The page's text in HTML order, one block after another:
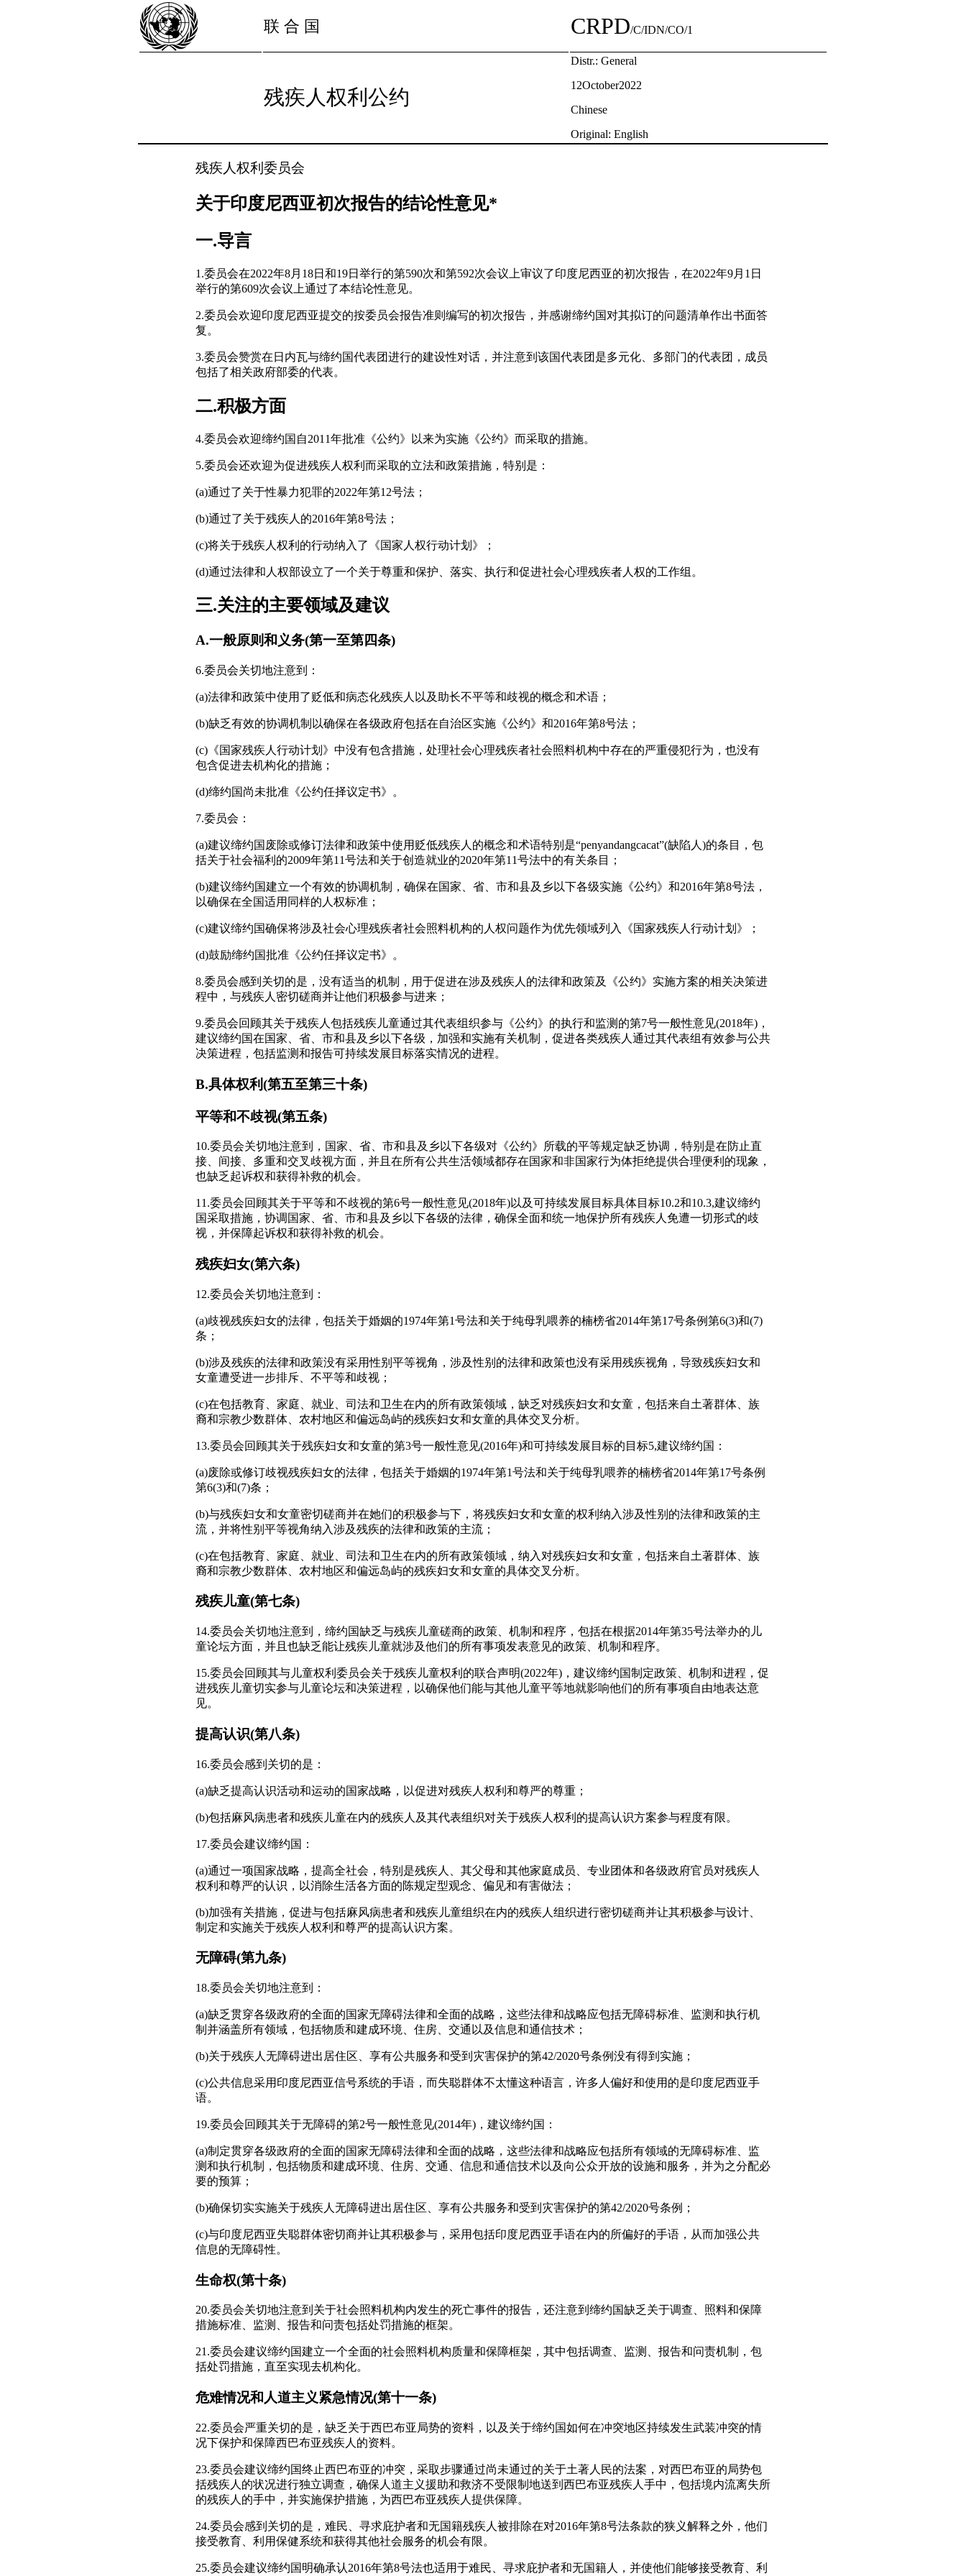
联 合 国 CRPD/C/IDN/CO/1
残疾人权利公约
Distr.: General
12October2022
Chinese
Original: English
残疾人权利委员会
关于印度尼西亚初次报告的结论性意见*
一.导言
1.委员会在2022年8月18日和19日举行的第590次和第592次会议上审议了印度尼西亚的初次报告，在2022年9月1日
举行的第609次会议上通过了本结论性意见。
2.委员会欢迎印度尼西亚提交的按委员会报告准则编写的初次报告，并感谢缔约国对其拟订的问题清单作出书面答
复。
3.委员会赞赏在日内瓦与缔约国代表团进行的建设性对话，并注意到该国代表团是多元化、多部门的代表团，成员
包括了相关政府部委的代表。
二.积极方面
4.委员会欢迎缔约国自2011年批准《公约》以来为实施《公约》而采取的措施。
5.委员会还欢迎为促进残疾人权利而采取的立法和政策措施，特别是：
(a)通过了关于性暴力犯罪的2022年第12号法；
(b)通过了关于残疾人的2016年第8号法；
(c)将关于残疾人权利的行动纳入了《国家人权行动计划》；
(d)通过法律和人权部设立了一个关于尊重和保护、落实、执行和促进社会心理残疾者人权的工作组。
三.关注的主要领域及建议
A.一般原则和义务(第一至第四条)
6.委员会关切地注意到：
(a)法律和政策中使用了贬低和病态化残疾人以及助长不平等和歧视的概念和术语；
(b)缺乏有效的协调机制以确保在各级政府包括在自治区实施《公约》和2016年第8号法；
(c)《国家残疾人行动计划》中没有包含措施，处理社会心理残疾者社会照料机构中存在的严重侵犯行为，也没有
包含促进去机构化的措施；
(d)缔约国尚未批准《公约任择议定书》。
7.委员会：
(a)建议缔约国废除或修订法律和政策中使用贬低残疾人的概念和术语特别是“penyandangcacat”(缺陷人)的条目，包
括关于社会福利的2009年第11号法和关于创造就业的2020年第11号法中的有关条目；
(b)建议缔约国建立一个有效的协调机制，确保在国家、省、市和县及乡以下各级实施《公约》和2016年第8号法，
以确保在全国适用同样的人权标准；
(c)建议缔约国确保将涉及社会心理残疾者社会照料机构的人权问题作为优先领域列入《国家残疾人行动计划》；
(d)鼓励缔约国批准《公约任择议定书》。
8.委员会感到关切的是，没有适当的机制，用于促进在涉及残疾人的法律和政策及《公约》实施方案的相关决策进
程中，与残疾人密切磋商并让他们积极参与进来；
9.委员会回顾其关于残疾人包括残疾儿童通过其代表组织参与《公约》的执行和监测的第7号一般性意见(2018年)，
建议缔约国在国家、省、市和县及乡以下各级，加强和实施有关机制，促进各类残疾人通过其代表组有效参与公共
决策进程，包括监测和报告可持续发展目标落实情况的进程。
B.具体权利(第五至第三十条)
平等和不歧视(第五条)
10.委员会关切地注意到，国家、省、市和县及乡以下各级对《公约》所载的平等规定缺乏协调，特别是在防止直
接、间接、多重和交叉歧视方面，并且在所有公共生活领域都存在国家和非国家行为体拒绝提供合理便利的现象，
也缺乏起诉权和获得补救的机会。
11.委员会回顾其关于平等和不歧视的第6号一般性意见(2018年)以及可持续发展目标具体目标10.2和10.3,建议缔约
国采取措施，协调国家、省、市和县及乡以下各级的法律，确保全面和统一地保护所有残疾人免遭一切形式的歧
视，并保障起诉权和获得补救的机会。
残疾妇女(第六条)
12.委员会关切地注意到：
(a)歧视残疾妇女的法律，包括关于婚姻的1974年第1号法和关于纯母乳喂养的楠榜省2014年第17号条例第6(3)和(7)
条；
(b)涉及残疾的法律和政策没有采用性别平等视角，涉及性别的法律和政策也没有采用残疾视角，导致残疾妇女和
女童遭受进一步排斥、不平等和歧视；
(c)在包括教育、家庭、就业、司法和卫生在内的所有政策领域，缺乏对残疾妇女和女童，包括来自土著群体、族
裔和宗教少数群体、农村地区和偏远岛屿的残疾妇女和女童的具体交叉分析。
13.委员会回顾其关于残疾妇女和女童的第3号一般性意见(2016年)和可持续发展目标的目标5,建议缔约国：
(a)废除或修订歧视残疾妇女的法律，包括关于婚姻的1974年第1号法和关于纯母乳喂养的楠榜省2014年第17号条例
第6(3)和(7)条；
(b)与残疾妇女和女童密切磋商并在她们的积极参与下，将残疾妇女和女童的权利纳入涉及性别的法律和政策的主
流，并将性别平等视角纳入涉及残疾的法律和政策的主流；
(c)在包括教育、家庭、就业、司法和卫生在内的所有政策领域，纳入对残疾妇女和女童，包括来自土著群体、族
裔和宗教少数群体、农村地区和偏远岛屿的残疾妇女和女童的具体交叉分析。
残疾儿童(第七条)
14.委员会关切地注意到，缔约国缺乏与残疾儿童磋商的政策、机制和程序，包括在根据2014年第35号法举办的儿
童论坛方面，并且也缺乏能让残疾儿童就涉及他们的所有事项发表意见的政策、机制和程序。
15.委员会回顾其与儿童权利委员会关于残疾儿童权利的联合声明(2022年)，建议缔约国制定政策、机制和进程，促
进残疾儿童切实参与儿童论坛和决策进程，以确保他们能与其他儿童平等地就影响他们的所有事项自由地表达意
见。
提高认识(第八条)
16.委员会感到关切的是：
(a)缺乏提高认识活动和运动的国家战略，以促进对残疾人权利和尊严的尊重；
(b)包括麻风病患者和残疾儿童在内的残疾人及其代表组织对关于残疾人权利的提高认识方案参与程度有限。
17.委员会建议缔约国：
(a)通过一项国家战略，提高全社会，特别是残疾人、其父母和其他家庭成员、专业团体和各级政府官员对残疾人
权利和尊严的认识，以消除生活各方面的陈规定型观念、偏见和有害做法；
(b)加强有关措施，促进与包括麻风病患者和残疾儿童组织在内的残疾人组织进行密切磋商并让其积极参与设计、
制定和实施关于残疾人权利和尊严的提高认识方案。
无障碍(第九条)
18.委员会关切地注意到：
(a)缺乏贯穿各级政府的全面的国家无障碍法律和全面的战略，这些法律和战略应包括无障碍标准、监测和执行机
制并涵盖所有领域，包括物质和建成环境、住房、交通以及信息和通信技术；
(b)关于残疾人无障碍进出居住区、享有公共服务和受到灾害保护的第42/2020号条例没有得到实施；
(c)公共信息采用印度尼西亚信号系统的手语，而失聪群体不太懂这种语言，许多人偏好和使用的是印度尼西亚手
语。
19.委员会回顾其关于无障碍的第2号一般性意见(2014年)，建议缔约国：
(a)制定贯穿各级政府的全面的国家无障碍法律和全面的战略，这些法律和战略应包括所有领域的无障碍标准、监
测和执行机制，包括物质和建成环境、住房、交通、信息和通信技术以及向公众开放的设施和服务，并为之分配必
要的预算；
(b)确保切实实施关于残疾人无障碍进出居住区、享有公共服务和受到灾害保护的第42/2020号条例；
(c)与印度尼西亚失聪群体密切商并让其积极参与，采用包括印度尼西亚手语在内的所偏好的手语，从而加强公共
信息的无障碍性。
生命权(第十条)
20.委员会关切地注意到关于社会照料机构内发生的死亡事件的报告，还注意到缔约国缺乏关于调查、照料和保障
措施标准、监测、报告和问责包括处罚措施的框架。
21.委员会建议缔约国建立一个全面的社会照料机构质量和保障框架，其中包括调查、监测、报告和问责机制，包
括处罚措施，直至实现去机构化。
危难情况和人道主义紧急情况(第十一条)
22.委员会严重关切的是，缺乏关于西巴布亚局势的资料，以及关于缔约国如何在冲突地区持续发生武装冲突的情
况下保护和保障西巴布亚残疾人的资料。
23.委员会建议缔约国终止西巴布亚的冲突，采取步骤通过尚未通过的关于土著人民的法案，对西巴布亚的局势包
括残疾人的状况进行独立调查，确保人道主义援助和救济不受限制地送到西巴布亚残疾人手中，包括境内流离失所
的残疾人的手中，并实施保护措施，为西巴布亚残疾人提供保障。
24.委员会感到关切的是，难民、寻求庇护者和无国籍残疾人被排除在对2016年第8号法条款的狭义解释之外，他们
接受教育、利用保健系统和获得其他社会服务的机会有限。
25.委员会建议缔约国明确承认2016年第8号法也适用于难民、寻求庇护者和无国籍人，并使他们能够接受教育、利